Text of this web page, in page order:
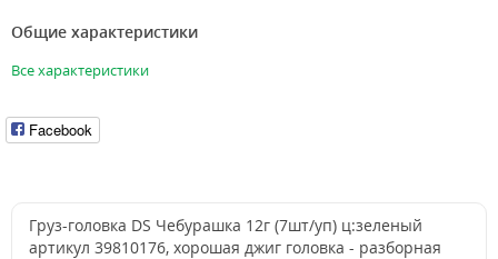
Общие характеристики
Все характеристики
Facebook
Груз-головка DS Чебурашка 12г (7шт/уп) ц:зеленый
артикул 39810176, хорошая джиг головка - разборная